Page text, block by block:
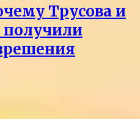
Трусова и
получили